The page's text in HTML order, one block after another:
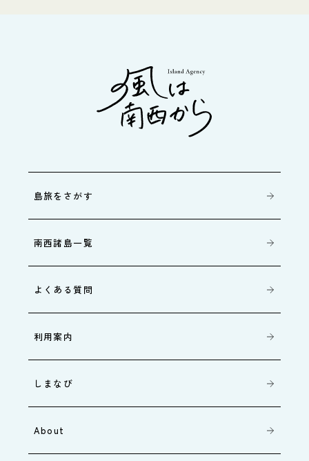
島旅をさがす
南西諸島一覧
よくある質問
利用案内
しまなび
About